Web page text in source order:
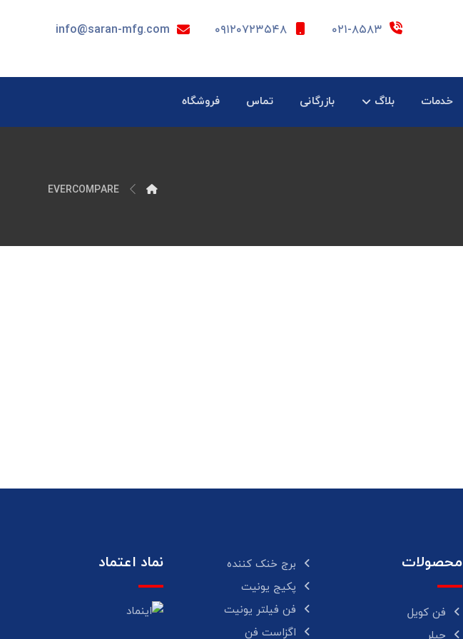
info@saran-mfg.com ۰۹۱۲۰۷۲۳۵۴۸ ۰۲۱-۸۵۸۳
خدمات بلاگ بازرگانی تماس فروشگاه
EVERCOMPARE
محصولات
فن کویل
چیلر
برج خنک کننده
پکیج یونیت
فن فیلتر یونیت
اگزاست فن
نماد اعتماد